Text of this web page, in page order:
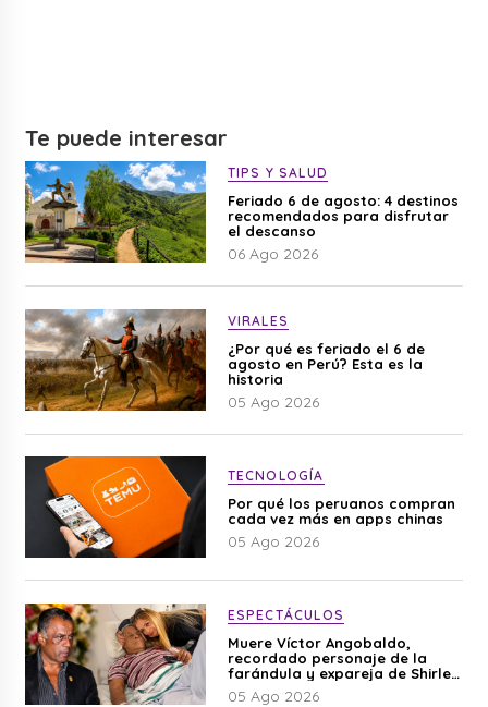
Te puede interesar
TIPS Y SALUD
Feriado 6 de agosto: 4 destinos
recomendados para disfrutar
el descanso
06 Ago 2026
VIRALES
¿Por qué es feriado el 6 de
agosto en Perú? Esta es la
historia
05 Ago 2026
TECNOLOGÍA
Por qué los peruanos compran
cada vez más en apps chinas
05 Ago 2026
ESPECTÁCULOS
Muere Víctor Angobaldo,
recordado personaje de la
farándula y expareja de Shirley
Cherres
05 Ago 2026